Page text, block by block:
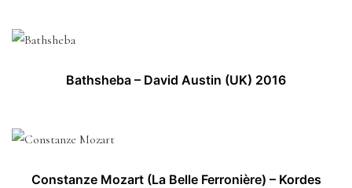
Bathsheba – David Austin (UK) 2016
Constanze Mozart (La Belle Ferronière) – Kordes